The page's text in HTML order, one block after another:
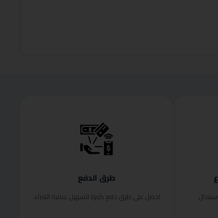
طرق الدفع
احصل على طرق دفع كثيرة لتسهيل عملية الشراء.